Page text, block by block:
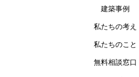
建築事例
私たちの考え
私たちのこと
無料相談窓口